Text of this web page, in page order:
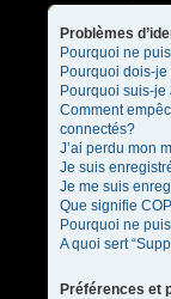
Problèmes
Pourquoi ne
Pourquoi dois-je
Pourquoi suis-
Comment
connectés?
J’ai perdu mon
Je suis
Je me suis
Que signifie
Pourquoi ne
A quoi sert
Préférences et